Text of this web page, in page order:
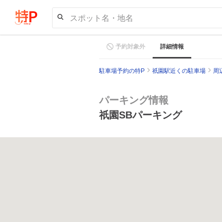
スポット名・地名
予約対象外 詳細情報
駐車場予約の特P 祇園駅近くの駐車場 周
パーキング情報
祇園SBパーキング